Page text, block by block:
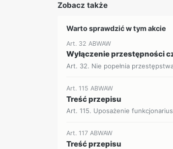
Zobacz także
Warto sprawdzić w tym akcie
Art. 32 ABWAW
Wyłączenie przestępności
Art. 32. Nie popełnia
Art. 115 ABWAW
Treść przepisu
Art. 115. Uposażenie
Art. 117 ABWAW
Treść przepisu